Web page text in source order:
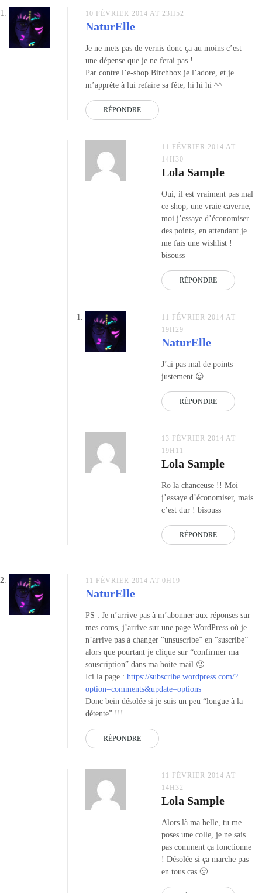
10 FÉVRIER 2014 AT 23H52
NaturElle
Je ne mets pas de vernis donc ça au moins c’est
une dépense que je ne ferai pas !
Par contre l’e-shop Birchbox je l’adore, et je
m’apprête à lui refaire sa fête, hi hi hi ^^
RÉPONDRE
11 FÉVRIER 2014 AT
14H30
Lola Sample
Oui, il est vraiment pas mal
ce shop, une vraie caverne,
moi j’essaye d’économiser
des points, en attendant je
me fais une wishlist !
bisouss
RÉPONDRE
11 FÉVRIER 2014 AT
19H29
NaturElle
J’ai pas mal de points
justement 😉
RÉPONDRE
13 FÉVRIER 2014 AT
19H11
Lola Sample
Ro la chanceuse !! Moi
j’essaye d’économiser, mais
c’est dur ! bisouss
RÉPONDRE
11 FÉVRIER 2014 AT 0H19
NaturElle
PS : Je n’arrive pas à m’abonner aux réponses sur
mes coms, j’arrive sur une page WordPress où je
n’arrive pas à changer “unsuscribe” en “suscribe”
alors que pourtant je clique sur “confirmer ma
souscription” dans ma boite mail 🙁
Ici la page : https://subscribe.wordpress.com/?
option=comments&update=options
Donc bein désolée si je suis un peu “longue à la
détente” !!!
RÉPONDRE
11 FÉVRIER 2014 AT
14H32
Lola Sample
Alors là ma belle, tu me
poses une colle, je ne sais
pas comment ça fonctionne
! Désolée si ça marche pas
en tous cas 🙁